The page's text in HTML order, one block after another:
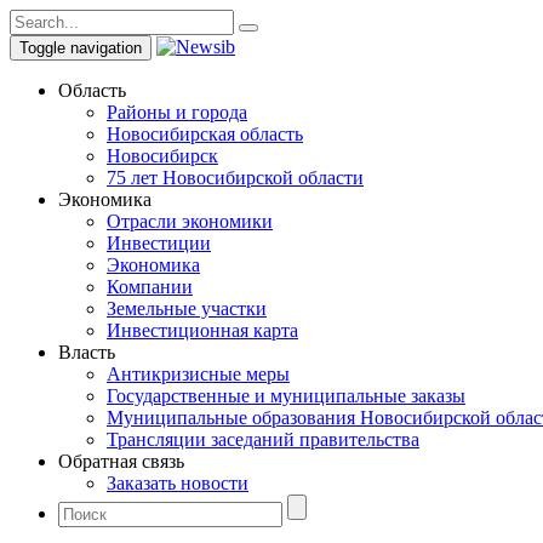
Toggle navigation
Область
Районы и города
Новосибирская область
Новосибирск
75 лет Новосибирской области
Экономика
Отрасли экономики
Инвестиции
Экономика
Компании
Земельные участки
Инвестиционная карта
Власть
Антикризисные меры
Государственные и муниципальные заказы
Муниципальные образования Новосибирской
Трансляции заседаний правительства
Обратная связь
Заказать новости